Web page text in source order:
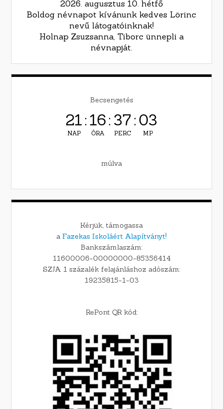
2026. augusztus 10. hétfő
Boldog névnapot kívánunk kedves Lörinc
nevű látogatóinknak!
Holnap Zsuzsanna, Tiborc ünnepli a
névnapját.
Becsengetés
21
NAP
:16
ÓRA
:37
PERC
:02
MP
múlva
Kérjük, támogassa
a Fazekas Iskoláért Alapítványt!
Bankszámlaszám:
11600006-00000000-85356414
SZJA 1 százalék felajánláshoz adószám:
19235815-1-03
RePont QR kód: